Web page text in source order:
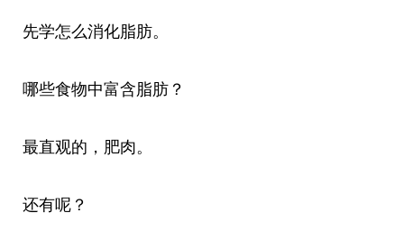
先学怎么消化脂肪。
哪些食物中富含脂肪？
最直观的，肥肉。
还有呢？